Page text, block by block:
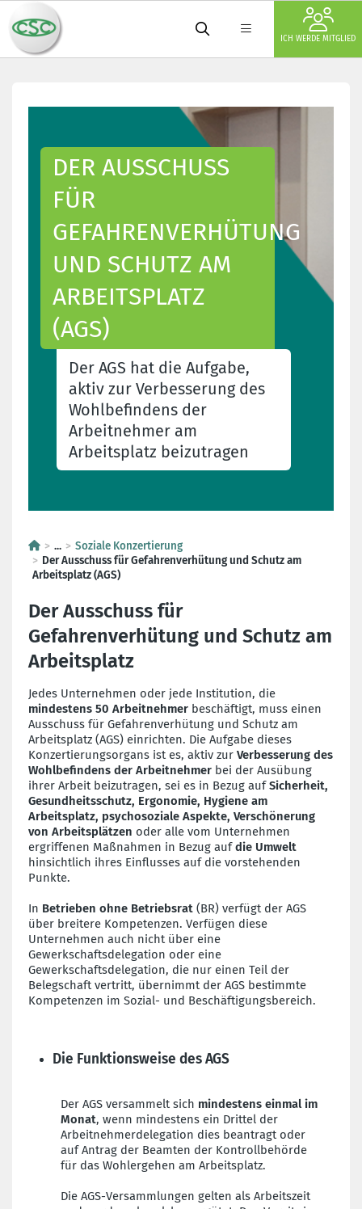
ICH WERDE MITGLIED
DER AUSSCHUSS
FÜR
GEFAHRENVERHÜTUNG
UND SCHUTZ AM
ARBEITSPLATZ
(AGS)
Der AGS hat die Aufgabe,
aktiv zur Verbesserung des
Wohlbefindens der
Arbeitnehmer am
Arbeitsplatz beizutragen
...
Soziale Konzertierung
Der Ausschuss für Gefahrenverhütung und Schutz am
Arbeitsplatz (AGS)
Der Ausschuss für
Gefahrenverhütung und Schutz am
Arbeitsplatz
Jedes Unternehmen oder jede Institution, die
mindestens 50 Arbeitnehmer beschäftigt, muss einen
Ausschuss für Gefahrenverhütung und Schutz am
Arbeitsplatz (AGS) einrichten. Die Aufgabe dieses
Konzertierungsorgans ist es, aktiv zur Verbesserung des
Wohlbefindens der Arbeitnehmer bei der Ausübung
ihrer Arbeit beizutragen, sei es in Bezug aufSicherheit,
Gesundheitsschutz, Ergonomie, Hygiene am
Arbeitsplatz, psychosoziale Aspekte, Verschönerung
von Arbeitsplätzen oder alle vom Unternehmen
ergriffenen Maßnahmen in Bezug aufdie Umwelt
hinsichtlich ihres Einflusses auf die vorstehenden
Punkte.
In Betrieben ohne Betriebsrat (BR) verfügt der AGS
über breitere Kompetenzen. Verfügen diese
Unternehmen auch nicht über eine
Gewerkschaftsdelegation oder eine
Gewerkschaftsdelegation, die nur einen Teil der
Belegschaft vertritt, übernimmt der AGS bestimmte
Kompetenzen im Sozial- und Beschäftigungsbereich.
Die Funktionsweise des AGS
Der AGS versammelt sich mindestens einmal im
Monat, wenn mindestens ein Drittel der
Arbeitnehmerdelegation dies beantragt oder
auf Antrag der Beamten der Kontrollbehörde
für das Wohlergehen am Arbeitsplatz.
Die AGS-Versammlungen gelten als Arbeitszeit